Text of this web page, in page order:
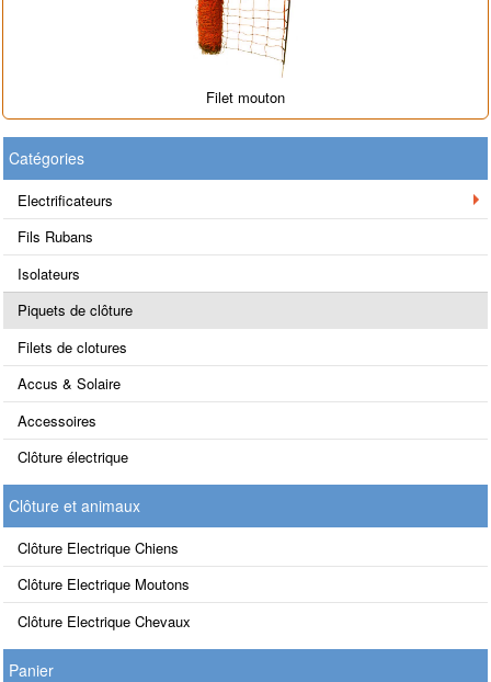
Filet mouton
Catégories
Electrificateurs
Fils Rubans
Isolateurs
Piquets de clôture
Filets de clotures
Accus & Solaire
Accessoires
Clôture électrique
Clôture et animaux
Clôture Electrique Chiens
Clôture Electrique Moutons
Clôture Electrique Chevaux
Panier